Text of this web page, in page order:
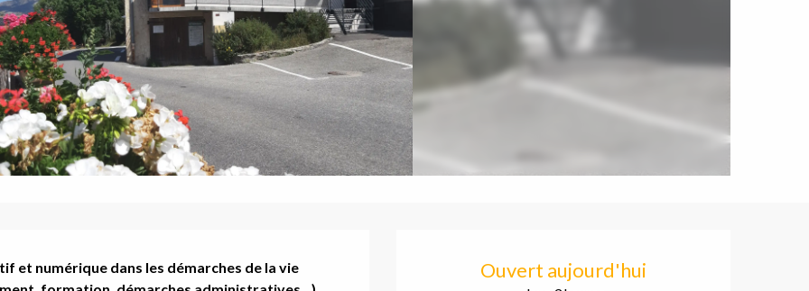
Ouverture et coordonnées
Ouvert aujourd'hui
numérique dans les démarches de la vie